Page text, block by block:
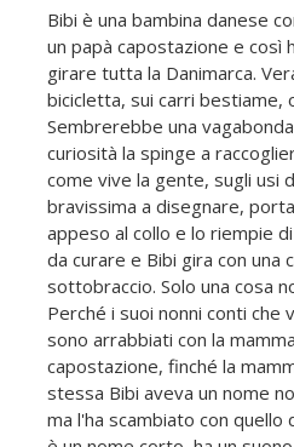
Bibi è una bambina danese
un papà capostazione e così
girare tutta la Danimarca.
bicicletta, sui carri bestiame,
Sembrerebbe una
curiosità la spinge a
come vive la gente, sugli usi
bravissima a disegnare,
appeso al collo e lo riempie
da curare e Bibi gira con una
sottobraccio. Solo una cosa
Perché i suoi nonni conti che
sono arrabbiati con la
capostazione, finché la
stessa Bibi aveva un nome
ma l'ha scambiato con quello